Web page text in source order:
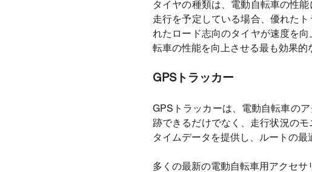
タイヤの種類は、電動自転車の性
走行を予定している場合、優れた
れたロード志向のタイヤが速度を
転車の性能を向上させる最も効果的
GPSトラッカー
GPSトラッカーは、電動自転車の
跡できるだけでなく、走行状況の
タイムデータを提供し、ルートの最
多くの最新の電動自転車用アクセ